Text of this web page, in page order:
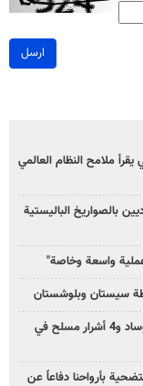
ارسل
ملامح النظام العالمي
بالصواريخ الباليستية
واسعة وخاصة"
سيستان وبلوشستان
وزارة الأمن الإيرانية: اعتقال 21 عميلاً للموساد و4 أشرار مسلح في
بأرواحنا دفاعاً عن